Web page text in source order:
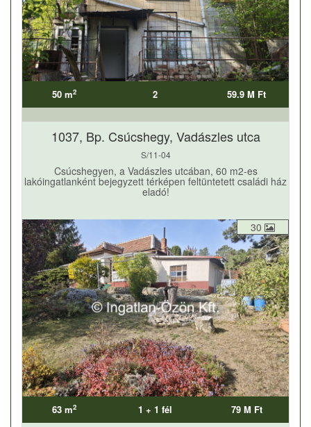
50 m2 2 59.9 M Ft
1037, Bp. Csúcshegy, Vadászles utca
S/11-04
Csúcshegyen, a Vadászles utcában, 60 m2-es
lakóingatlanként bejegyzett térképen feltüntetett családi ház
eladó!
30
63 m2 1 + 1 fél 79 M Ft